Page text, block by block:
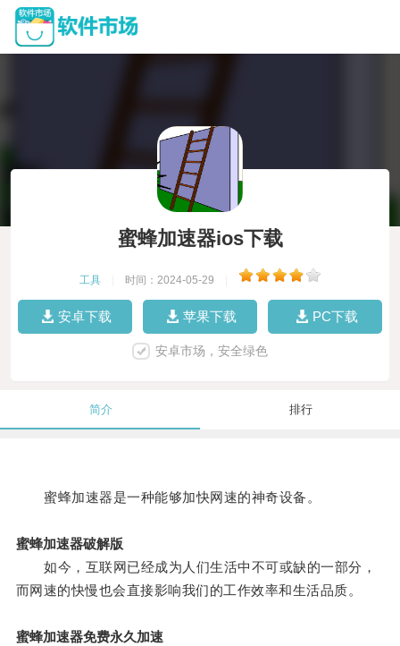
蜜蜂加速器ios下载
工具 时间：2024-05-29
安卓下载 苹果下载 PC下载
安卓市场，安全绿色
简介 排行
蜜蜂加速器是一种能够加快网速的神奇设备。
蜜蜂加速器破解版
如今，互联网已经成为人们生活中不可或缺的一部分，
而网速的快慢也会直接影响我们的工作效率和生活品质。
蜜蜂加速器免费永久加速